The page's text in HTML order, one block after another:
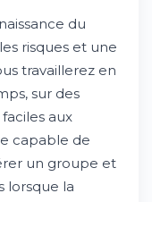
du
risques et une
travaillerez en
sur des
aux
capable de
un groupe et
lorsque la
vous prêt à